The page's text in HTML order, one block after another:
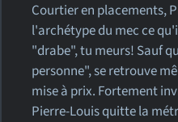
Courtier en placements,
l'archétype du mec ce
"drabe", tu meurs! Sauf
personne", se retrouve
mise à prix. Fortement
Pierre-Louis quitte la